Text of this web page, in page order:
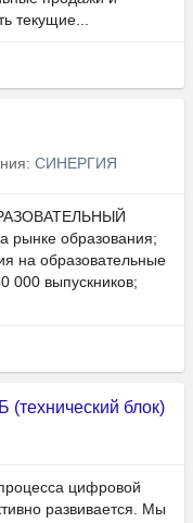
текущие...
СИНЕРГИЯ
образования;
на образовательные
000 выпускников;
(технический блок)
цифровой
развивается. Мы